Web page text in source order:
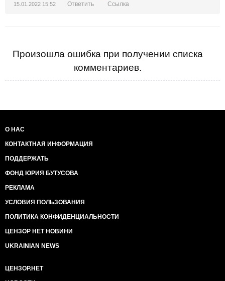
15.01.2022 15:52 Ответить Ссылка
Произошла ошибка при получении списка
комментариев.
О НАС
КОНТАКТНАЯ ИНФОРМАЦИЯ
ПОДДЕРЖАТЬ
ФОНД ЮРИЯ БУТУСОВА
РЕКЛАМА
УСЛОВИЯ ПОЛЬЗОВАНИЯ
ПОЛИТИКА КОНФИДЕНЦИАЛЬНОСТИ
ЦЕНЗОР НЕТ НОВИНИ
UKRAINIAN NEWS
ЦЕНЗОР.НЕТ